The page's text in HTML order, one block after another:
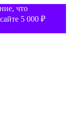
что
5 000 ₽